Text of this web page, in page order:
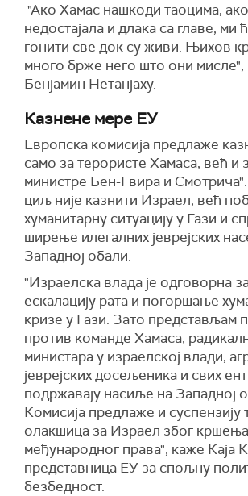
"Ако Хамас нашкоди таоцима,
недостајала и длака са главе, ми
гонити све док су живи. Њихов
много брже него што они мисле",
Бенјамин Нетанјаху.
Казнене мере ЕУ
Европска комисија предлаже
само за терористе Хамаса, већ и
министре Бен-Гвира и
циљ није казнити Израел, већ
хуманитарну ситуацију у Гази и
ширење илегалних јеврејских
Западној обали.
"Израелска влада је одговорна
ескалацију рата и погоршање
кризе у Гази. Зато представљам
против команде Хамаса,
министара у израелској влади,
јеврејских досељеника и свих
подржавају насиље на Западној
Комисија предлаже и суспензију
олакшица за Израел због кршења
међународног права", каже Каја
представница ЕУ за спољну
безбедност.